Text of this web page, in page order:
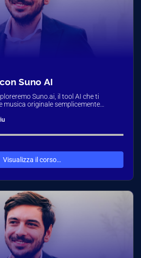
Suno AI
Suno.ai, il tool AI che ti
musica originale semplicemente
o…
Visualizza il corso…